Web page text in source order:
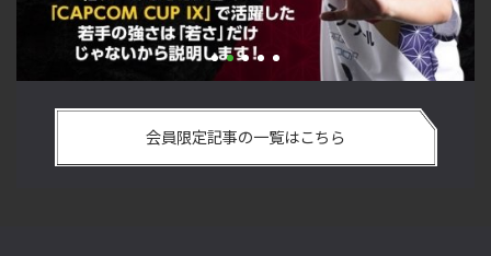
の強さは 「若さ」だけじゃないから説明します！【ストーム
久保のプロ格闘ゲーマーのゲンバから！ 第50回】
会員限定記事の一覧はこちら